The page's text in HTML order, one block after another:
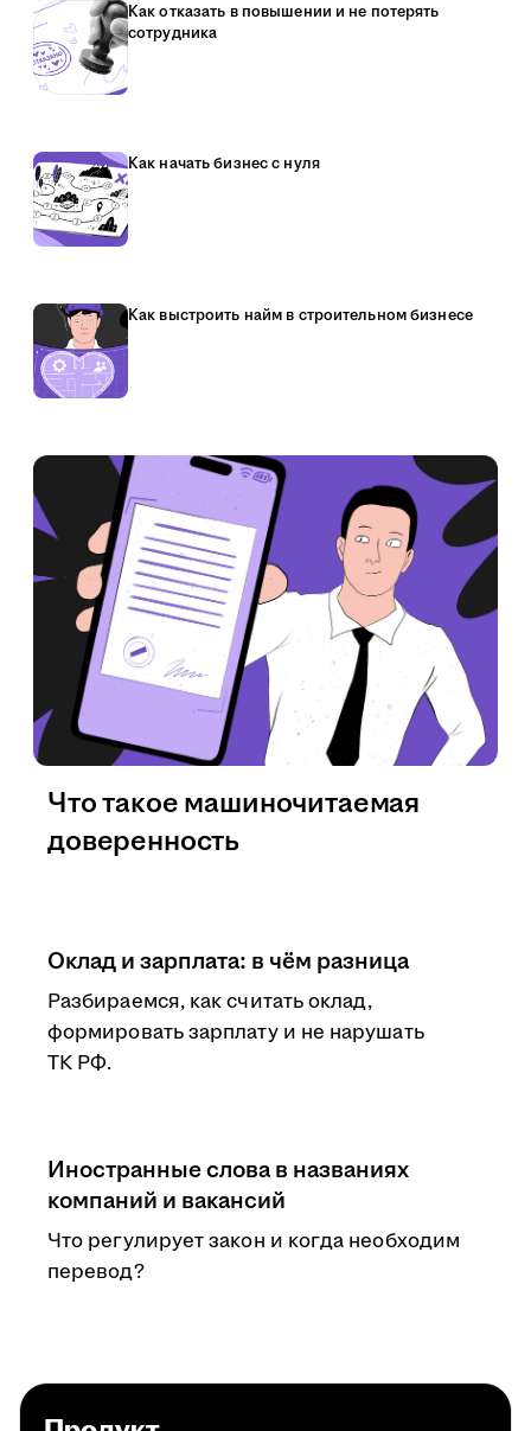
Как отказать в повышении и не потерять
сотрудника
Как начать бизнес с нуля
Как выстроить найм в строительном бизнесе
Оклад и зарплата: в чём разница
Разбираемся, как считать оклад,
формировать зарплату и не нарушать
ТК РФ.
Иностранные слова в названиях
компаний и вакансий
Что регулирует закон и когда необходим
перевод?
Что такое машиночитаемая
доверенность